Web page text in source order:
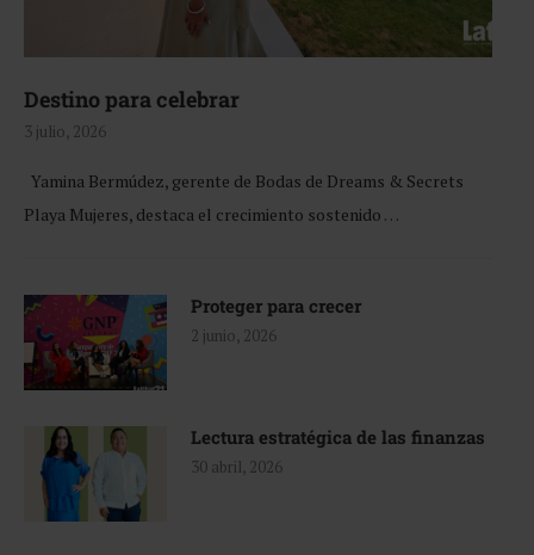
Destino para celebrar
3 julio, 2026
Yamina Bermúdez, gerente de Bodas de Dreams & Secrets
Playa Mujeres, destaca el crecimiento sostenido …
Proteger para crecer
2 junio, 2026
Lectura estratégica de las finanzas
30 abril, 2026